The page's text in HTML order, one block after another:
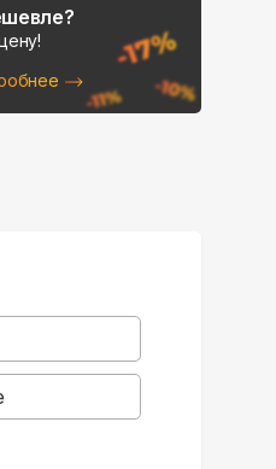
выбрать
для монтажа:
В Telegram